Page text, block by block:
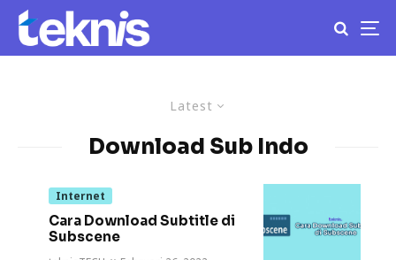
Latest
Download Sub Indo
Internet
Cara Download Subtitle di
Subscene